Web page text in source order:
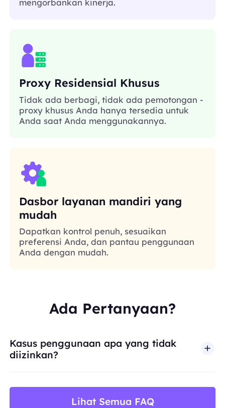
mengorbankan kinerja.
Proxy Residensial Khusus
Tidak ada berbagi, tidak ada pemotongan -
proxy khusus Anda hanya tersedia untuk
Anda saat Anda menggunakannya.
Dasbor layanan mandiri yang
mudah
Dapatkan kontrol penuh, sesuaikan
preferensi Anda, dan pantau penggunaan
Anda dengan mudah.
Ada Pertanyaan?
Kasus penggunaan apa yang tidak
diizinkan?
Lihat Semua FAQ